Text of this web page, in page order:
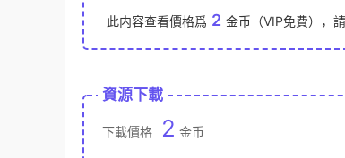
此内容查看價格爲 2 金币（VIP免費），
資源下載
下載價格 2 金币